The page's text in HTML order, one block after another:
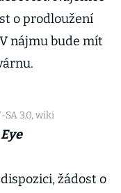
o prodloužení
nájmu bude mít
SA 3.0, wiki
žádost o